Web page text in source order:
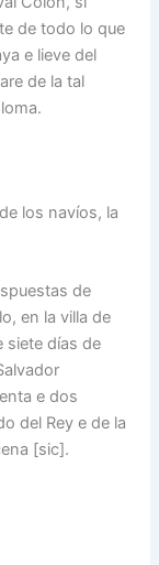
de todo lo que
e lieve del
de la tal
los navíos, la
de
en la villa de
siete días de
e dos
del Rey e de la
[sic].